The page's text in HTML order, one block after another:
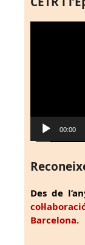
00:00
Des de
Barcelona.